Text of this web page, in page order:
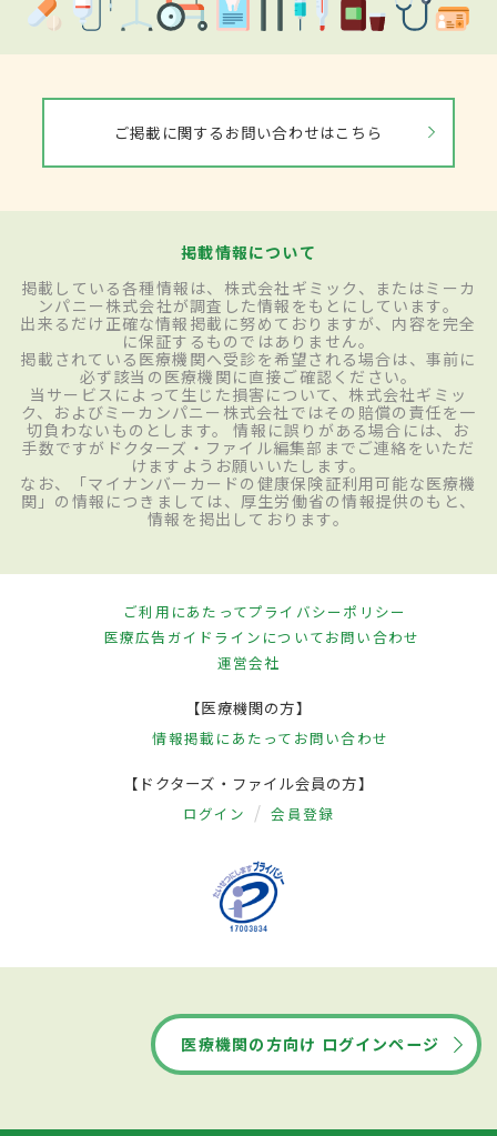
ご掲載に関するお問い合わせはこちら
掲載情報について
掲載している各種情報は、株式会社ギミック、またはミーカ
ンパニー株式会社が調査した情報をもとにしています。
出来るだけ正確な情報掲載に努めておりますが、内容を完全
に保証するものではありません。
掲載されている医療機関へ受診を希望される場合は、事前に
必ず該当の医療機関に直接ご確認ください。
当サービスによって生じた損害について、株式会社ギミッ
ク、およびミーカンパニー株式会社ではその賠償の責任を一
切負わないものとします。 情報に誤りがある場合には、お
手数ですがドクターズ・ファイル編集部までご連絡をいただ
けますようお願いいたします。
なお、「マイナンバーカードの健康保険証利用可能な医療機
関」の情報につきましては、厚生労働省の情報提供のもと、
情報を掲出しております。
ご利用にあたってプライバシーポリシー
医療広告ガイドラインについてお問い合わせ
運営会社
【医療機関の方】
情報掲載にあたって お問い合わせ
【ドクターズ・ファイル会員の方】
ログイン 会員登録
医療機関の方向け ログインページ